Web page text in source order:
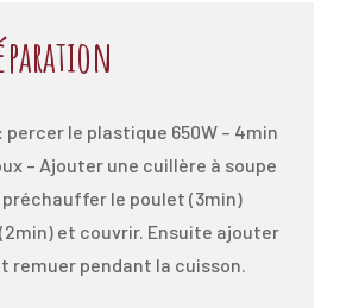
: percer le plastique 650W – 4min
– Ajouter une cuillère à soupe
préchauffer le poulet (3min)
et couvrir. Ensuite ajouter
remuer pendant la cuisson.